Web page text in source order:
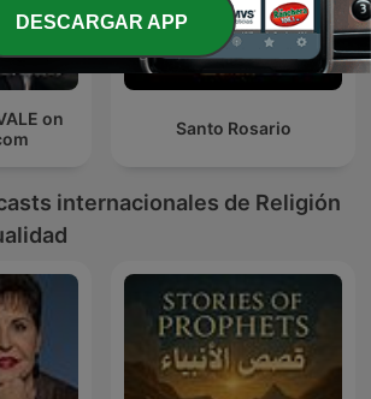
on
Santo Rosario
internacionales de Religión
DESCARGAR APP